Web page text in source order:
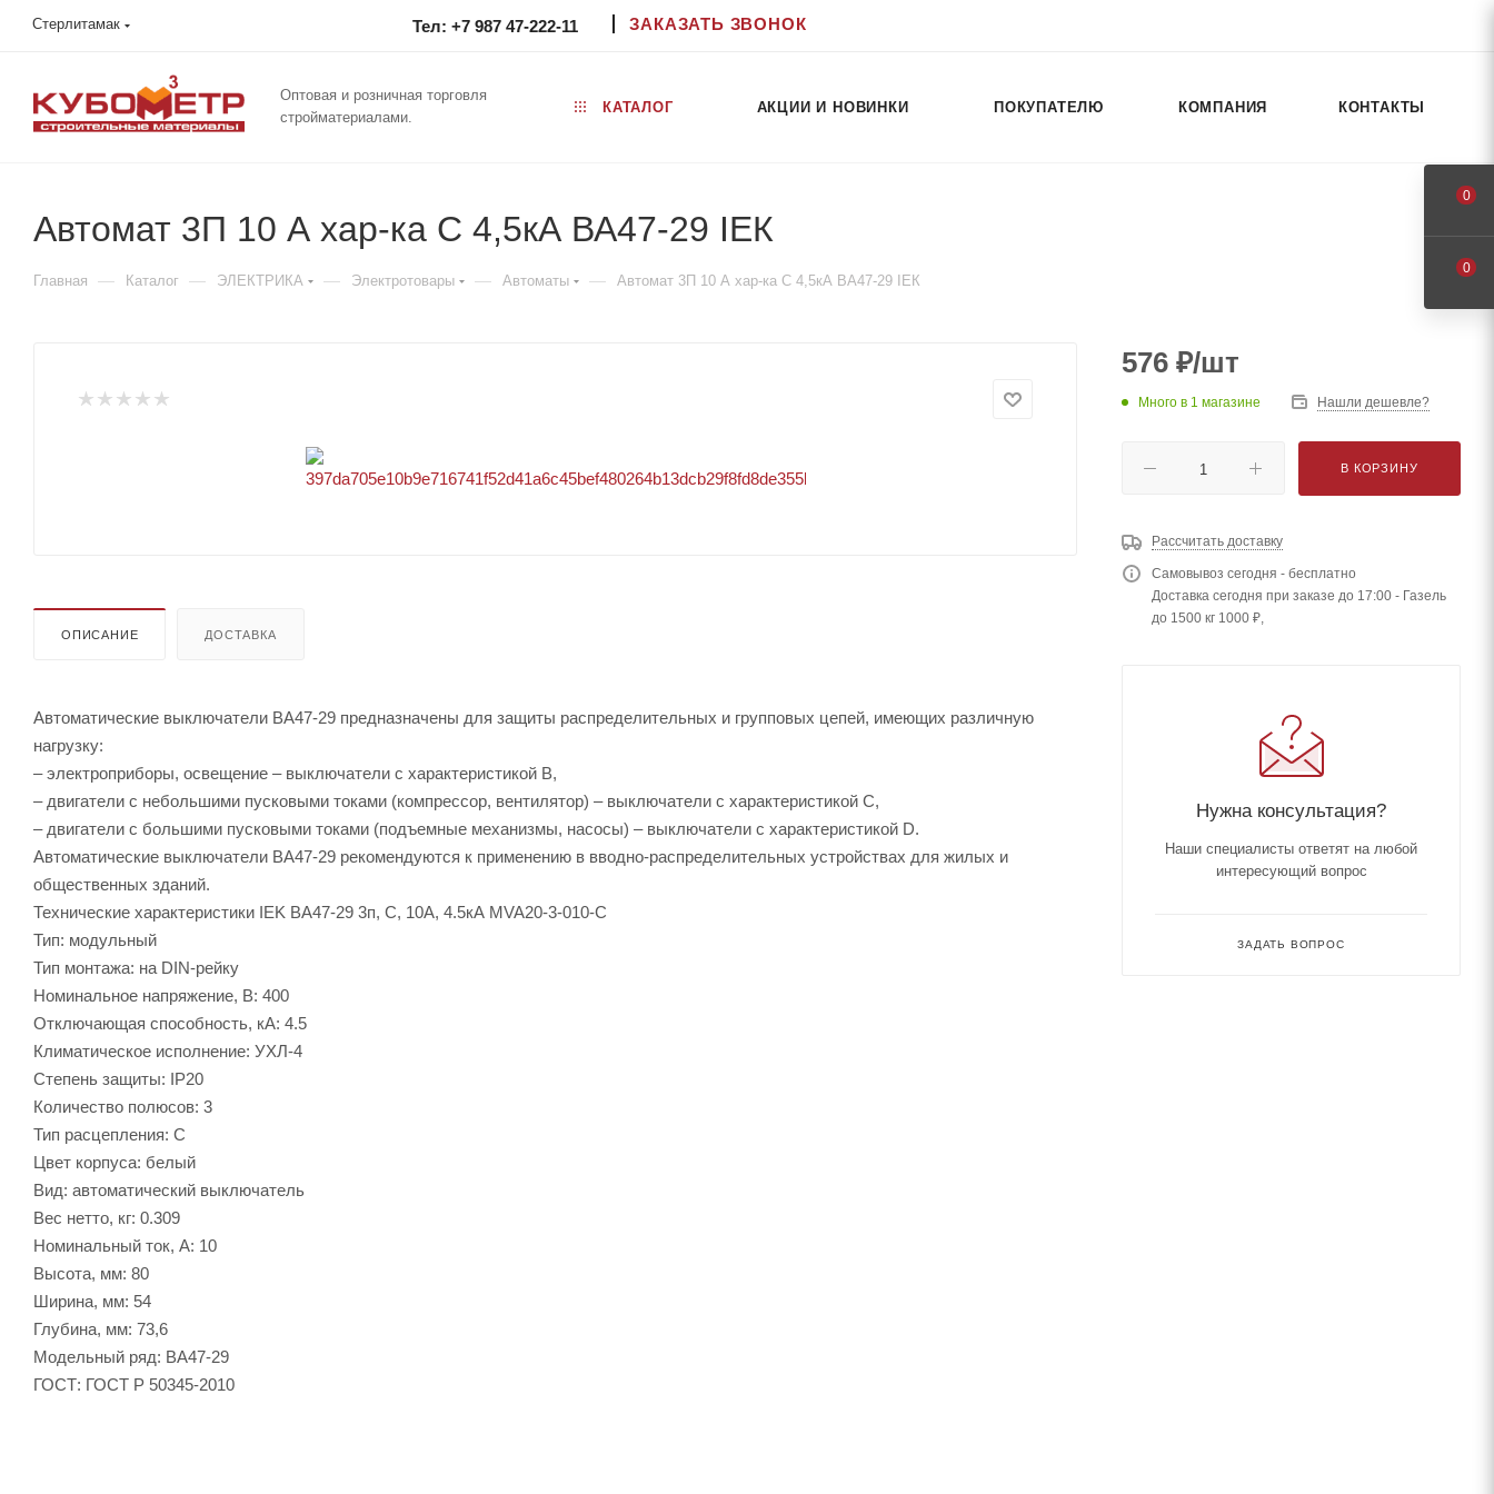
Стерлитамак Тел: +7 987 47-222-11 ЗАКАЗАТЬ ЗВОНОК
Оптовая и розничная торговля
стройматериалами.
КАТАЛОГ АКЦИИ И НОВИНКИ ПОКУПАТЕЛЮ КОМПАНИЯ КОНТАКТЫ
Автомат 3П 10 А хар-ка С 4,5кА ВА47-29 IЕК
Главная — Каталог — ЭЛЕКТРИКА — Электротовары — Автоматы — Автомат 3П 10 А хар-ка С 4,5кА ВА47-29 IЕК
ОПИСАНИЕ ДОСТАВКА
Автоматические выключатели ВА47-29 предназначены для защиты распределительных и групповых цепей, имеющих различную
нагрузку:
– электроприборы, освещение – выключатели с характеристикой В,
– двигатели с небольшими пусковыми токами (компрессор, вентилятор) – выключатели с характеристикой C,
– двигатели с большими пусковыми токами (подъемные механизмы, насосы) – выключатели с характеристикой D.
Автоматические выключатели ВА47-29 рекомендуются к применению в вводно-распределительных устройствах для жилых и
общественных зданий.
Технические характеристики IEK ВА47-29 3п, C, 10А, 4.5кА MVA20-3-010-C
Тип: модульный
Тип монтажа: на DIN-рейку
Номинальное напряжение, В: 400
Отключающая способность, кА: 4.5
Климатическое исполнение: УХЛ-4
Степень защиты: IP20
Количество полюсов: 3
Тип расцепления: С
Цвет корпуса: белый
Вид: автоматический выключатель
Вес нетто, кг: 0.309
Номинальный ток, А: 10
Высота, мм: 80
Ширина, мм: 54
Глубина, мм: 73,6
Модельный ряд: ВА47-29
ГОСТ: ГОСТ Р 50345-2010
576 ₽/шт
Много в 1 магазине Нашли дешевле?
В КОРЗИНУ
Рассчитать доставку
Самовывоз сегодня - бесплатно
Доставка сегодня при заказе до 17:00 - Газель
до 1500 кг 1000 ₽,
Нужна консультация?
Наши специалисты ответят на любой
интересующий вопрос
ЗАДАТЬ ВОПРОС
0
0